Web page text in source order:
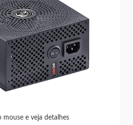
mouse e veja detalhes